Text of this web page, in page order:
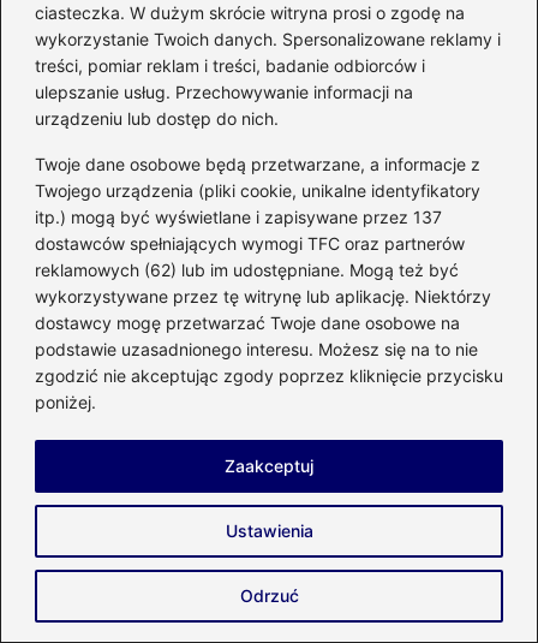
ciasteczka. W dużym skrócie witryna prosi o zgodę na
wykorzystanie Twoich danych. Spersonalizowane reklamy i
treści, pomiar reklam i treści, badanie odbiorców i
ulepszanie usług. Przechowywanie informacji na
urządzeniu lub dostęp do nich.
Twoje dane osobowe będą przetwarzane, a informacje z
Twojego urządzenia (pliki cookie, unikalne identyfikatory
itp.) mogą być wyświetlane i zapisywane przez 137
dostawców spełniających wymogi TFC oraz partnerów
reklamowych (62) lub im udostępniane. Mogą też być
wykorzystywane przez tę witrynę lub aplikację. Niektórzy
dostawcy mogę przetwarzać Twoje dane osobowe na
podstawie uzasadnionego interesu. Możesz się na to nie
zgodzić nie akceptując zgody poprzez kliknięcie przycisku
poniżej.
Ustawienia
Odrzuć
Zaakceptuj
Praktyczny przewodnik: Jak
zamontować płot drewniany na balkonie
w kilku krokach
doniczkowe w Twoim domu?
Idealne towarzystwo: co posadzić obok
poziomek w ogrodzie?
Jak właściwie przygotować fundament
pod ogrodzenia, aby zapewnić ich
trwałość?
krok po kroku do ogrodowego raju
Estetyka i aranżacja tarasu
Ogród ziołowy na słońcu